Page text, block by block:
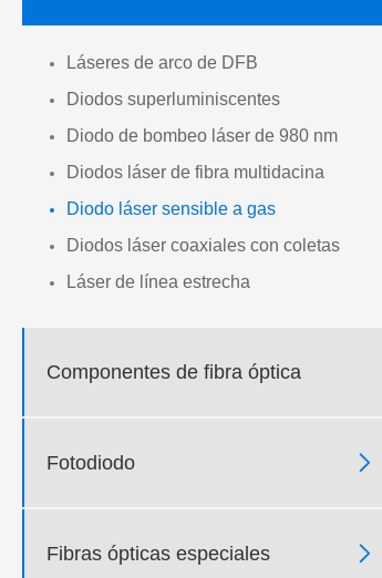
Láseres de arco de DFB
Diodos superluminiscentes
Diodo de bombeo láser de 980 nm
Diodos láser de fibra multidacina
Diodo láser sensible a gas
Diodos láser coaxiales con coletas
Láser de línea estrecha
Componentes de fibra óptica
Fotodiodo 
Fibras ópticas especiales 